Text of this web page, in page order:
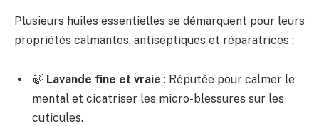
Plusieurs huiles essentielles se démarquent pour leurs
propriétés calmantes, antiseptiques et réparatrices :
🍃 Lavande fine et vraie : Réputée pour calmer le
mental et cicatriser les micro-blessures sur les
cuticules.